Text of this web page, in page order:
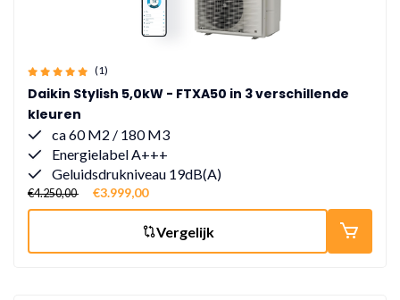
(1)
Daikin Stylish 5,0kW - FTXA50 in 3 verschillende
kleuren
ca 60 M2 / 180 M3
Energielabel A+++
Geluidsdrukniveau 19dB(A)
€4.250,00 €3.999,00
Vergelijk